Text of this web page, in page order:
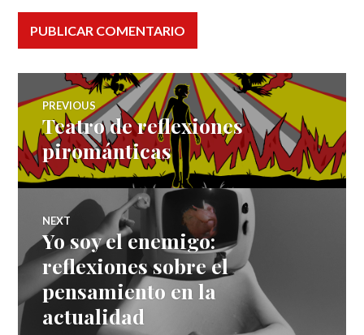
Navegación
de
entradas
PREVIOUS
Previous
post:
Teatro de reflexiones
pirománticas
NEXT
Next
post:
Yo soy el enemigo:
reflexiones sobre el
pensamiento en la
actualidad